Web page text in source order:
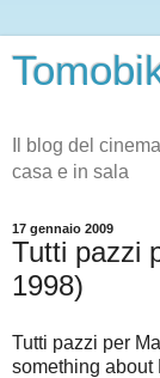
Il blog del
casa e in sala
17 gennaio 2009
Tutti pazzi
1998)
Tutti pazzi per
something about